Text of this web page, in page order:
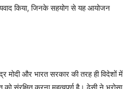
किया, जिनके सहयोग से यह आयोजन
मोदी और भारत सरकार की तरह ही विदेशों में
को संरक्षित करना महत्वपूर्ण है। ढेसी ने भरोसा